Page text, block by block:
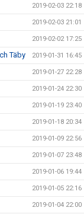
2019-02-03 22:18
2019-02-03 21:01
2019-02-02 17:25
Täby 2019-01-31 16:45
2019-01-27 22:28
2019-01-24 22:30
2019-01-19 23:40
2019-01-18 20:34
2019-01-09 22:56
2019-01-07 23:48
2019-01-06 19:44
2019-01-05 22:16
2019-01-04 22:00